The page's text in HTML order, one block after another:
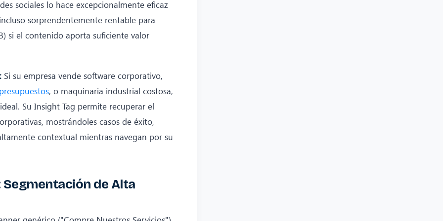
sociales lo hace excepcionalmente eficaz
sorprendentemente rentable para
si el contenido aporta suficiente valor
Si su empresa vende software corporativo,
, o maquinaria industrial costosa,
Su Insight Tag permite recuperar el
mostrándoles casos de éxito,
contextual mientras navegan por su
de Alta